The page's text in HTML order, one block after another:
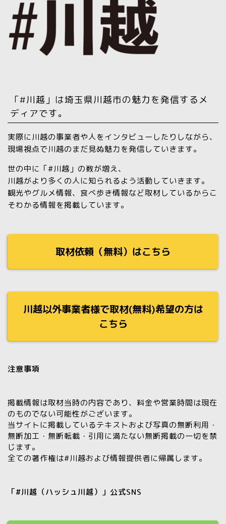
「#川越」は埼玉県川越市の魅力を発信するメ
ディアです。
実際に川越の事業者や人をインタビューしたりしながら、
現場視点で川越のまだ見ぬ魅力を発信していきます。
世の中に「#川越」の数が増え、
川越がより多くの人に知られるよう活動していきます。
観光やグルメ情報、食べ歩き情報など取材しているからこ
そわかる情報を掲載しています。
取材依頼（無料）はこちら
川越以外事業者様で取材(無料)希望の方は
こちら
注意事項
掲載情報は取材当時の内容であり、料金や営業時間は現在
のものでない可能性がございます。
当サイトに掲載しているテキストおよび写真の無断利用・
無断加工・無断転載・引用に満たない無断掲載の一切を禁
じます。
全ての著作権は#川越および情報提供者に帰属します。
「#川越（ハッシュ川越）」公式SNS